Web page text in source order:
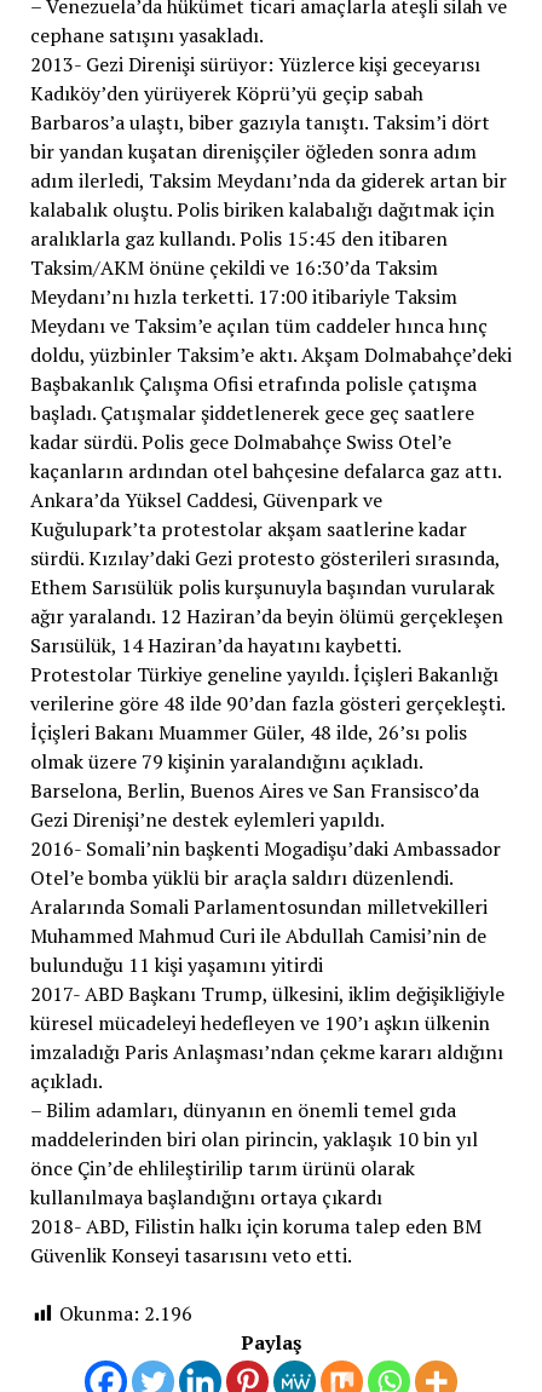
– Venezuela’da hükümet ticari amaçlarla ateşli silah ve
cephane satışını yasakladı.
2013- Gezi Direnişi sürüyor: Yüzlerce kişi geceyarısı
Kadıköy’den yürüyerek Köprü’yü geçip sabah
Barbaros’a ulaştı, biber gazıyla tanıştı. Taksim’i dört
bir yandan kuşatan direnişçiler öğleden sonra adım
adım ilerledi, Taksim Meydanı’nda da giderek artan bir
kalabalık oluştu. Polis biriken kalabalığı dağıtmak için
aralıklarla gaz kullandı. Polis 15:45 den itibaren
Taksim/AKM önüne çekildi ve 16:30’da Taksim
Meydanı’nı hızla terketti. 17:00 itibariyle Taksim
Meydanı ve Taksim’e açılan tüm caddeler hınca hınç
doldu, yüzbinler Taksim’e aktı. Akşam Dolmabahçe’deki
Başbakanlık Çalışma Ofisi etrafında polisle çatışma
başladı. Çatışmalar şiddetlenerek gece geç saatlere
kadar sürdü. Polis gece Dolmabahçe Swiss Otel’e
kaçanların ardından otel bahçesine defalarca gaz attı.
Ankara’da Yüksel Caddesi, Güvenpark ve
Kuğulupark’ta protestolar akşam saatlerine kadar
sürdü. Kızılay’daki Gezi protesto gösterileri sırasında,
Ethem Sarısülük polis kurşunuyla başından vurularak
ağır yaralandı. 12 Haziran’da beyin ölümü gerçekleşen
Sarısülük, 14 Haziran’da hayatını kaybetti.
Protestolar Türkiye geneline yayıldı. İçişleri Bakanlığı
verilerine göre 48 ilde 90’dan fazla gösteri gerçekleşti.
İçişleri Bakanı Muammer Güler, 48 ilde, 26’sı polis
olmak üzere 79 kişinin yaralandığını açıkladı.
Barselona, Berlin, Buenos Aires ve San Fransisco’da
Gezi Direnişi’ne destek eylemleri yapıldı.
2016- Somali’nin başkenti Mogadişu’daki Ambassador
Otel’e bomba yüklü bir araçla saldırı düzenlendi.
Aralarında Somali Parlamentosundan milletvekilleri
Muhammed Mahmud Curi ile Abdullah Camisi’nin de
bulunduğu 11 kişi yaşamını yitirdi
2017- ABD Başkanı Trump, ülkesini, iklim değişikliğiyle
küresel mücadeleyi hedefleyen ve 190’ı aşkın ülkenin
imzaladığı Paris Anlaşması’ndan çekme kararı aldığını
açıkladı.
– Bilim adamları, dünyanın en önemli temel gıda
maddelerinden biri olan pirincin, yaklaşık 10 bin yıl
önce Çin’de ehlileştirilip tarım ürünü olarak
kullanılmaya başlandığını ortaya çıkardı
2018- ABD, Filistin halkı için koruma talep eden BM
Güvenlik Konseyi tasarısını veto etti.
Okunma: 2.196
Paylaş